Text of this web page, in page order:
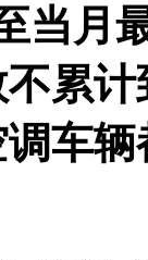
当月
累
车